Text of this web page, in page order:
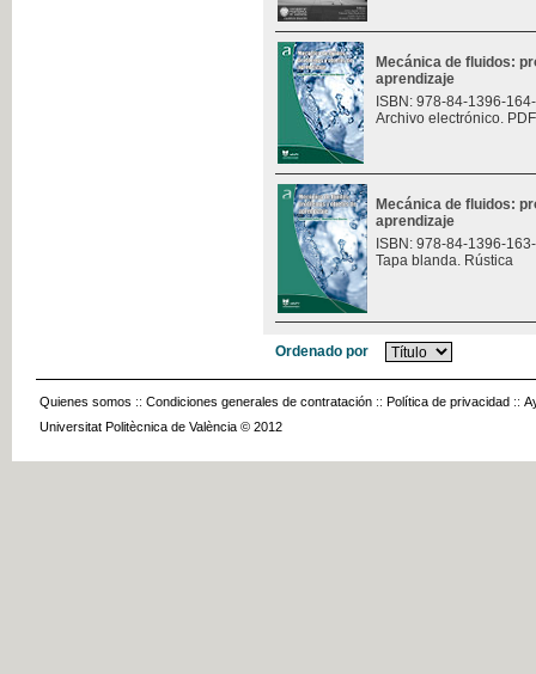
Mecánica de fluidos:
aprendizaje
ISBN: 978-84-1396-
Archivo electrónico.
Mecánica de fluidos:
aprendizaje
ISBN: 978-84-1396-
Tapa blanda. Rústica
Ordenado por
Quienes somos :: Condiciones generales de contratación :: Política de privacidad ::
Universitat Politècnica de València © 2012